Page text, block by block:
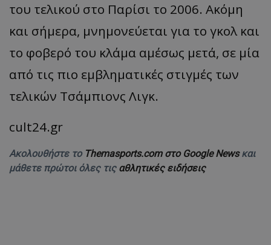
του τελικού στο Παρίσι το 2006. Ακόμη
και σήμερα, μνημονεύεται για το γκολ και
το φοβερό του κλάμα αμέσως μετά, σε μία
από τις πιο εμβληματικές στιγμές των
τελικών Τσάμπιονς Λιγκ.
cult24.gr
Ακολουθήστε το Themasports.com στο Google Newsκαι
μάθετε πρώτοι όλες τις αθλητικές ειδήσεις